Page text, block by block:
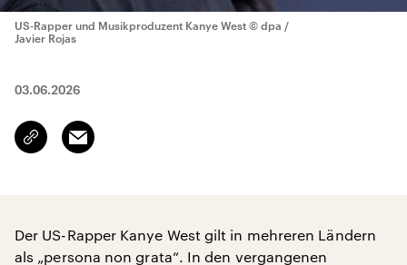
US-Rapper und Musikproduzent Kanye West © dpa /
Javier Rojas
03.06.2026
Link
kopieren/teilen
Email
Der US-Rapper Kanye West gilt in mehreren Ländern
als „persona non grata“. In den vergangenen